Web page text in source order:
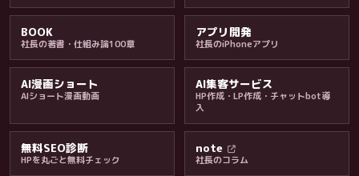
BOOK
社長の著書・仕組み論100章
アプリ開発
社長のiPhoneアプリ
AI漫画ショート
AIショート漫画動画
AI集客サービス
HP作成・LP作成・チャットbot導
入
無料SEO診断
HPを丸ごと無料チェック
note
社長のコラム